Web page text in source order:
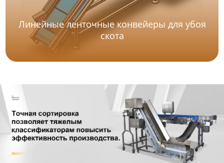
Линейные ленточные конвейеры для убоя
скота